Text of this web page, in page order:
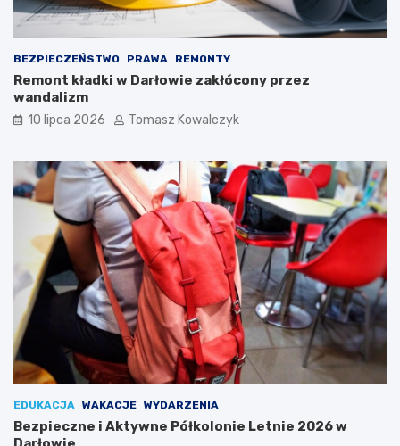
BEZPIECZEŃSTWO PRAWA REMONTY
Remont kładki w Darłowie zakłócony przez
wandalizm
10 lipca 2026 Tomasz Kowalczyk
EDUKACJA WAKACJE WYDARZENIA
Bezpieczne i Aktywne Półkolonie Letnie 2026 w